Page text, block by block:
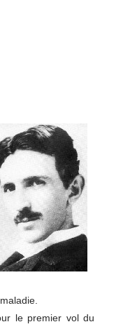
le premier vol du